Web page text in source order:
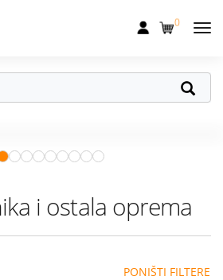
0
za
i ostala oprema
PONIŠTI FILTERE